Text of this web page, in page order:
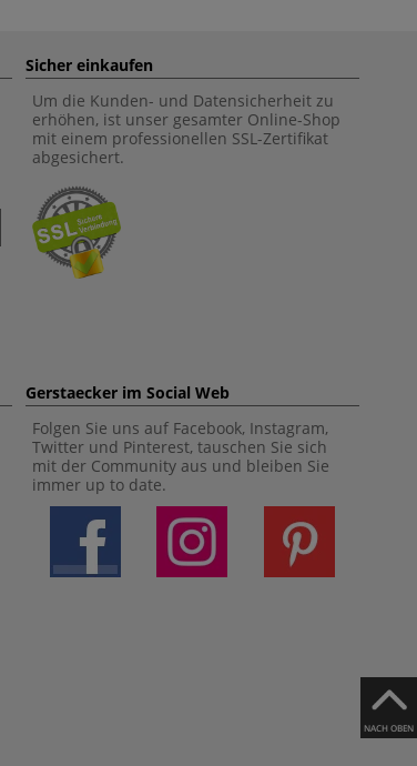
NACH OBEN
Sicher einkaufen
Um die Kunden- und Datensicherheit zu
erhöhen, ist unser gesamter Online-Shop
mit einem professionellen SSL-Zertifikat
abgesichert.
Gerstaecker im Social Web
Folgen Sie uns auf Facebook, Instagram,
Twitter und Pinterest, tauschen Sie sich
mit der Community aus und bleiben Sie
immer up to date.